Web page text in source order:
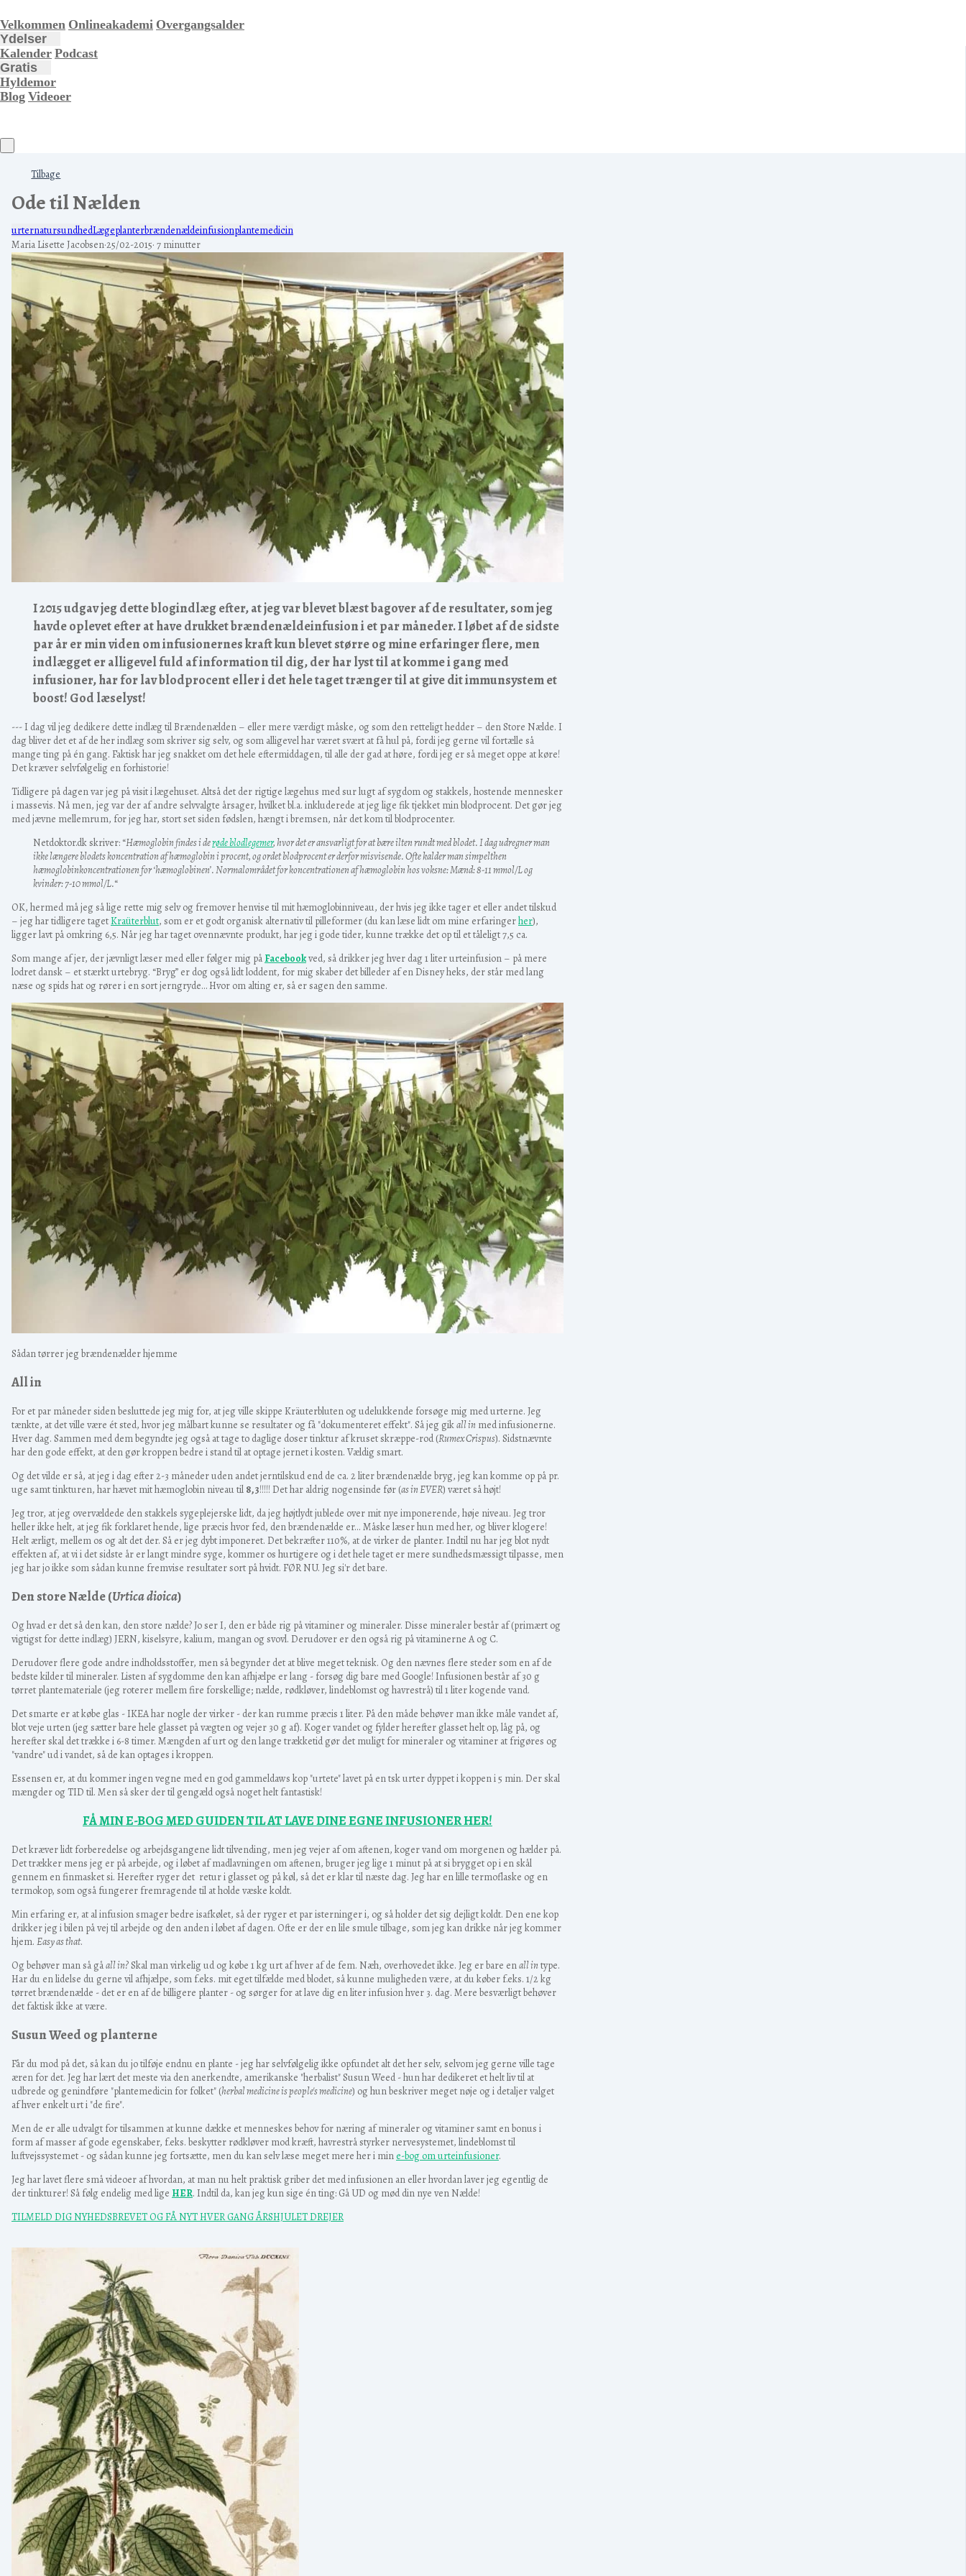
Velkommen Onlineakademi Overgangsalder
Ydelser
Kalender Podcast
Gratis
Hyldemor
Blog Videoer
Tilbage
Ode til Nælden
urternatursundhedLægeplanterbrændenældeinfusionplantemedicin
Maria Lisette Jacobsen·25/02-2015· 7 minutter
I 2015 udgav jeg dette blogindlæg efter, at jeg var blevet blæst bagover af de resultater, som jeg
havde oplevet efter at have drukket brændenældeinfusion i et par måneder. I løbet af de sidste
par år er min viden om infusionernes kraft kun blevet større og mine erfaringer flere, men
indlægget er alligevel fuld af information til dig, der har lyst til at komme i gang med
infusioner, har for lav blodprocent eller i det hele taget trænger til at give dit immunsystem et
boost! God læselyst!
--- I dag vil jeg dedikere dette indlæg til Brændenælden – eller mere værdigt måske, og som den retteligt hedder – den Store Nælde. I
dag bliver det et af de her indlæg som skriver sig selv, og som alligevel har været svært at få hul på, fordi jeg gerne vil fortælle så
mange ting på én gang. Faktisk har jeg snakket om det hele eftermiddagen, til alle der gad at høre, fordi jeg er så meget oppe at køre!
Det kræver selvfølgelig en forhistorie!
Tidligere på dagen var jeg på visit i lægehuset. Altså det der rigtige lægehus med sur lugt af sygdom og stakkels, hostende mennesker
i massevis. Nå men, jeg var der af andre selvvalgte årsager, hvilket bl.a. inkluderede at jeg lige fik tjekket min blodprocent. Det gør jeg
med jævne mellemrum, for jeg har, stort set siden fødslen, hængt i bremsen, når det kom til blodprocenter.
Netdoktor.dk skriver: “Hæmoglobin findes i derøde blodlegemer, hvor det er ansvarligt for at bære ilten rundt med blodet. I dag udregner man
ikke længere blodets koncentration af hæmoglobin i procent, og ordet blodprocent er derfor misvisende. Ofte kalder man simpelthen
hæmoglobinkoncentrationen for ‘hæmoglobinen’. Normalområdet for koncentrationen af hæmoglobin hos voksne: Mænd: 8-11 mmol/L og
kvinder: 7-10 mmol/L.“
OK, hermed må jeg så lige rette mig selv og fremover henvise til mit hæmoglobinniveau, der hvis jeg ikke tager et eller andet tilskud
– jeg har tidligere tagetKraüterblut, som er et godt organisk alternativ til pilleformer (du kan læse lidt om mine erfaringerher),
ligger lavt på omkring 6,5. Når jeg har taget ovennævnte produkt, har jeg i gode tider, kunne trække det op til et tåleligt 7,5 ca.
Som mange af jer, der jævnligt læser med eller følger mig på Facebookved, så drikker jeg hver dag 1 liter urteinfusion – på mere
lodret dansk – et stærkt urtebryg. “Bryg” er dog også lidt loddent, for mig skaber det billeder af en Disney heks, der står med lang
næse og spids hat og rører i en sort jerngryde… Hvor om alting er, så er sagen den samme.
Sådan tørrer jeg brændenælder hjemme
All in
For et par måneder siden besluttede jeg mig for, at jeg ville skippe Kräuterbluten og udelukkende forsøge mig med urterne. Jeg
tænkte, at det ville være ét sted, hvor jeg målbart kunne se resultater og få "dokumenteret effekt". Så jeg gikall in med infusionerne.
Hver dag. Sammen med dem begyndte jeg også at tage to daglige doser tinktur af kruset skræppe-rod (Rumex Crispus). Sidstnævnte
har den gode effekt, at den gør kroppen bedre i stand til at optage jernet i kosten. Vældig smart.
Og det vilde er så, at jeg i dag efter 2-3 måneder uden andet jerntilskud end de ca. 2 liter brændenælde bryg, jeg kan komme op på pr.
uge samt tinkturen, har hævet mit hæmoglobin niveau til 8,3!!!!! Det har aldrig nogensinde før (as in EVER) været så højt!
Jeg tror, at jeg overvældede den stakkels sygeplejerske lidt, da jeg højtlydt jublede over mit nye imponerende, høje niveau. Jeg tror
heller ikke helt, at jeg fik forklaret hende, lige præcis hvor fed, den brændenælde er... Måske læser hun med her, og bliver klogere!
Helt ærligt, mellem os og alt det der. Så er jeg dybt imponeret. Det bekræfter 110%, at de virker de planter. Indtil nu har jeg blot nydt
effekten af, at vi i det sidste år er langt mindre syge, kommer os hurtigere og i det hele taget er mere sundhedsmæssigt tilpasse, men
jeg har jo ikke som sådan kunne fremvise resultater sort på hvidt. FØR NU. Jeg si'r det bare.
Den store Nælde (Urtica dioica)
Og hvad er det så den kan, den store nælde? Jo ser I, den er både rig på vitaminer og mineraler. Disse mineraler består af (primært og
vigtigst for dette indlæg) JERN, kiselsyre, kalium, mangan og svovl. Derudover er den også rig på vitaminerne A og C.
Derudover flere gode andre indholdsstoffer, men så begynder det at blive meget teknisk. Og den nævnes flere steder som en af de
bedste kilder til mineraler. Listen af sygdomme den kan afhjælpe er lang - forsøg dig bare med Google! Infusionen består af 30 g
tørret plantemateriale (jeg roterer mellem fire forskellige; nælde, rødkløver, lindeblomst og havrestrå) til 1 liter kogende vand.
Det smarte er at købe glas - IKEA har nogle der virker - der kan rumme præcis 1 liter. På den måde behøver man ikke måle vandet af,
blot veje urten (jeg sætter bare hele glasset på vægten og vejer 30 g af). Koger vandet og fylder herefter glasset helt op, låg på, og
herefter skal det trække i 6-8 timer. Mængden af urt og den lange trækketid gør det muligt for mineraler og vitaminer at frigøres og
"vandre" ud i vandet, så de kan optages i kroppen.
Essensen er, at du kommer ingen vegne med en god gammeldaws kop "urtete" lavet på en tsk urter dyppet i koppen i 5 min. Der skal
mængder og TID til. Men så sker der til gengæld også noget helt fantastisk!
FÅ MIN E-BOG MED GUIDEN TIL AT LAVE DINE EGNE INFUSIONER HER!
Det kræver lidt forberedelse og arbejdsgangene lidt tilvending, men jeg vejer af om aftenen, koger vand om morgenen og hælder på.
Det trækker mens jeg er på arbejde, og i løbet af madlavningen om aftenen, bruger jeg lige 1 minut på at si brygget op i en skål
gennem en finmasket si. Herefter ryger det retur i glasset og på køl, så det er klar til næste dag. Jeg har en lille termoflaske og en
termokop, som også fungerer fremragende til at holde væske koldt.
Min erfaring er, at al infusion smager bedre isafkølet, så der ryger et par isterninger i, og så holder det sig dejligt koldt. Den ene kop
drikker jeg i bilen på vej til arbejde og den anden i løbet af dagen. Ofte er der en lile smule tilbage, som jeg kan drikke når jeg kommer
hjem. Easy as that.
Og behøver man så gåall in?Skal man virkelig ud og købe 1 kg urt af hver af de fem. Næh, overhovedet ikke. Jeg er bare enall intype.
Har du en lidelse du gerne vil afhjælpe, som f.eks. mit eget tilfælde med blodet, så kunne muligheden være, at du køber f.eks. 1/2 kg
tørret brændenælde - det er en af de billigere planter - og sørger for at lave dig en liter infusion hver 3. dag. Mere besværligt behøver
det faktisk ikke at være.
Susun Weed og planterne
Får du mod på det, så kan du jo tilføje endnu en plante - jeg har selvfølgelig ikke opfundet alt det her selv, selvom jeg gerne ville tage
æren for det. Jeg har lært det meste via den anerkendte, amerikanske "herbalist" Susun Weed - hun har dedikeret et helt liv til at
udbrede og genindføre "plantemedicin for folket" (herbal medicine is people's medicine) og hun beskriver meget nøje og i detaljer valget
af hver enkelt urt i "de fire".
Men de er alle udvalgt for tilsammen at kunne dække et menneskes behov for næring af mineraler og vitaminer samt en bonus i
form af masser af gode egenskaber, f.eks. beskytter rødkløver mod kræft, havrestrå styrker nervesystemet, lindeblomst til
luftvejssystemet - og sådan kunne jeg fortsætte, men du kan selv læse meget mere her i mine-bog om urteinfusioner.
Jeg har lavet flere små videoer af hvordan, at man nu helt praktisk griber det med infusionen an eller hvordan laver jeg egentlig de
der tinkturer! Så følg endelig med lige HER. Indtil da, kan jeg kun sige én ting: Gå UD og mød din nye ven Nælde!
TILMELD DIG NYHEDSBREVET OG FÅ NYT HVER GANG ÅRSHJULET DREJER